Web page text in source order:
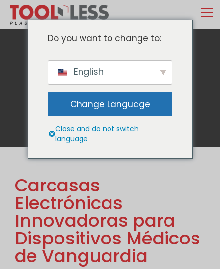
contenido
Blog
Carcasas
Electrónicas
Innovadoras para
Dispositivos Médicos
de Vanguardia
Do you want to change to:
English
Change Language
Close and do not switch
language